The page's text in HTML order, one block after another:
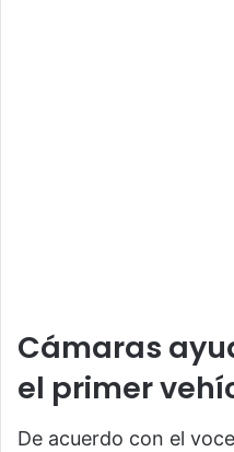
Cámaras
el primer
De acuerdo con el